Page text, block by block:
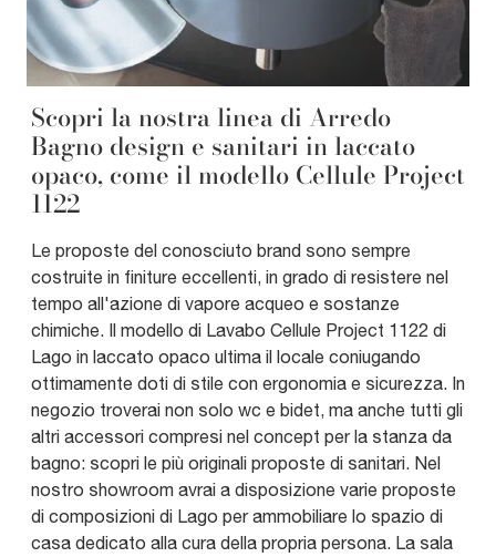
Scopri la nostra linea di Arredo
Bagno design e sanitari in laccato
opaco, come il modello Cellule Project
1122
Le proposte del conosciuto brand sono sempre
costruite in finiture eccellenti, in grado di resistere nel
tempo all'azione di vapore acqueo e sostanze
chimiche. Il modello di Lavabo Cellule Project 1122 di
Lago in laccato opaco ultima il locale coniugando
ottimamente doti di stile con ergonomia e sicurezza. In
negozio troverai non solo wc e bidet, ma anche tutti gli
altri accessori compresi nel concept per la stanza da
bagno: scopri le più originali proposte di sanitari. Nel
nostro showroom avrai a disposizione varie proposte
di composizioni di Lago per ammobiliare lo spazio di
casa dedicato alla cura della propria persona. La sala